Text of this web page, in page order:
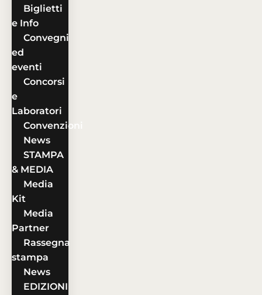
Biglietti
e Info
Convegni
ed
eventi
Concorsi
e
Laboratori
Convenzioni
News
STAMPA
& MEDIA
Media
Kit
Media
Partner
Rassegna
stampa
News
EDIZIONI